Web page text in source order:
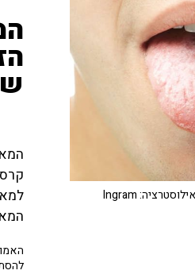
| צילום אילוסטרציה: Ingram